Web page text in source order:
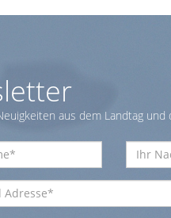
aus dem Landtag und